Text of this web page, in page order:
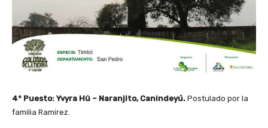
4° Puesto: Yvyra Hû – Naranjito, Canindeyú. Postulado por la
familia Ramirez.